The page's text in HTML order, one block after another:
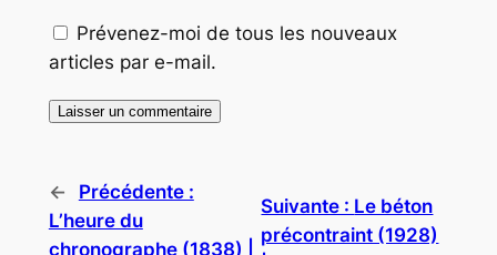
Prévenez-moi de tous les nouveaux
articles par e-mail.
←
Précédente :
L’heure du
chronographe (1838) |
Suivante : Le béton
précontraint (1928)